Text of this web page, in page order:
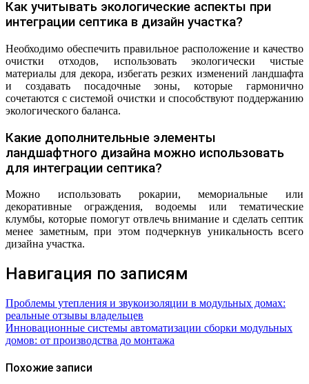
Как учитывать экологические аспекты при
интеграции септика в дизайн участка?
Необходимо обеспечить правильное расположение и качество
очистки отходов, использовать экологически чистые
материалы для декора, избегать резких изменений ландшафта
и создавать посадочные зоны, которые гармонично
сочетаются с системой очистки и способствуют поддержанию
экологического баланса.
Какие дополнительные элементы
ландшафтного дизайна можно использовать
для интеграции септика?
Можно использовать рокарии, мемориальные или
декоративные ограждения, водоемы или тематические
клумбы, которые помогут отвлечь внимание и сделать септик
менее заметным, при этом подчеркнув уникальность всего
дизайна участка.
Навигация по записям
Проблемы утепления и звукоизоляции в модульных домах:
реальные отзывы владельцев
Инновационные системы автоматизации сборки модульных
домов: от производства до монтажа
Похожие записи